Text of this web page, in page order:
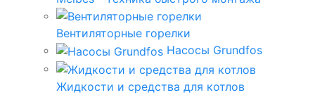
Вентиляторные горелки
Насосы Grundfos
Жидкости и средства для котлов